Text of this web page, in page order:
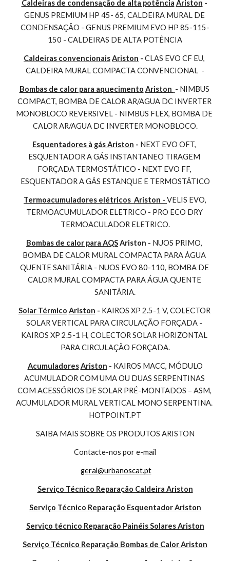
Caldeiras de condensação de alta potência Ariston
GENUS PREMIUM HP 45- 65, CALDEIRA MURAL DE
CONDENSAÇÃO - GENUS PREMIUM EVO HP 85-115-
150 - CALDEIRAS DE ALTA POTÊNCIA
Caldeiras convencionaisAriston - CLAS EVO CF EU,
CALDEIRA MURAL COMPACTA CONVENCIONAL  -
Bombas de calor para aquecimento Ariston - NIMBUS
COMPACT, BOMBA DE CALOR AR/AGUA DC INVERTER
MONOBLOCO REVERSIVEL - NIMBUS FLEX, BOMBA DE
CALOR AR/AGUA DC INVERTER MONOBLOCO.
Esquentadores à gás Ariston - NEXT EVO OFT,
ESQUENTADOR A GÁS INSTANTANEO TIRAGEM
FORÇADA TERMOSTÁTICO - NEXT EVO FF,
ESQUENTADOR A GÁS ESTANQUE E TERMOSTÁTICO
Termoacumuladores elétricos  Ariston - VELIS EVO,
TERMOACUMULADOR ELETRICO - PRO ECO DRY
TERMOACULADOR ELETRICO.
Bombas de calor para AQS Ariston - NUOS PRIMO,
BOMBA DE CALOR MURAL COMPACTA PARA ÁGUA
QUENTE SANITÁRIA - NUOS EVO 80-110, BOMBA DE
CALOR MURAL COMPACTA PARA ÁGUA QUENTE
SANITÁRIA.
Solar Térmico Ariston - KAIROS XP 2.5-1 V, COLECTOR
SOLAR VERTICAL PARA CIRCULAÇÃO FORÇADA -
KAIROS XP 2.5-1 H, COLECTOR SOLAR HORIZONTAL
PARA CIRCULAÇÃO FORÇADA.
Acumuladores Ariston - KAIROS MACC, MÓDULO
ACUMULADOR COM UMA OU DUAS SERPENTINAS
COM ACESSÓRIOS DE SOLAR PRÉ-MONTADOS – ASM,
ACUMULADOR MURAL VERTICAL MONO SERPENTINA.
HOTPOINT.PT
SAIBA MAIS SOBRE OS PRODUTOS ARISTON
Contacte-nos por e-mail
geral@urbanoscat.pt
Serviço Técnico Reparação Caldeira Ariston
Serviço Técnico Reparação Esquentador Ariston
Serviço técnico Reparação Painéis Solares Ariston
Serviço Técnico Reparação Bombas de Calor Ariston